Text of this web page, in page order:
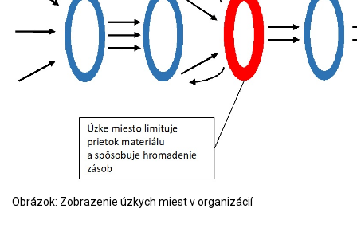
Obrázok: Zobrazenie úzkych miest v organizácií